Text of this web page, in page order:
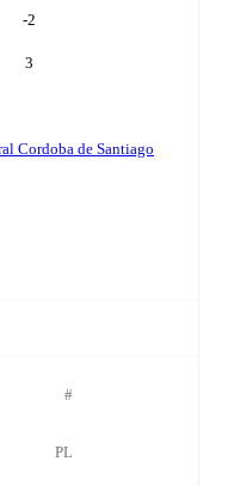
-2
3
Cordoba de Santiago
#
PL